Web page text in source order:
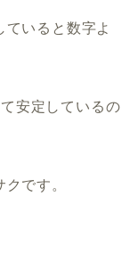
いると数字よ
安定しているの
です。